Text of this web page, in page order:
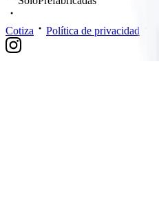
Cotiza Política de privacidad